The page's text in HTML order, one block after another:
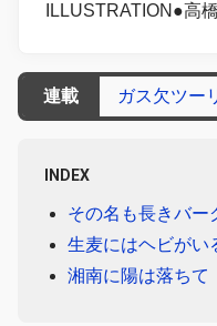
ILLUSTRATION●高
連載 ガス欠ツー
INDEX
その名も長きバー
生麦にはヘビがい
湘南に陽は落ちて